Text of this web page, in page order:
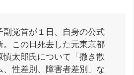
副党首が１日、自身の公式
。この日死去した元東京都
慎太郎氏について「撒き散
、性差別、障害者差別」な